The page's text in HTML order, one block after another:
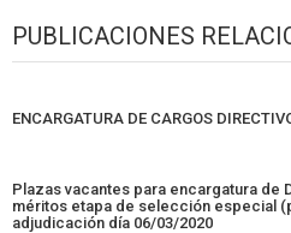
PUBLICACIONES
ENCARGATURA DE CARGOS
Plazas vacantes para encargatura de
méritos etapa de selección especial
adjudicación día 06/03/2020